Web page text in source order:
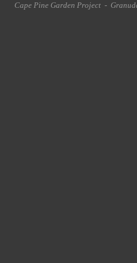
Cape Pine Garden Project -